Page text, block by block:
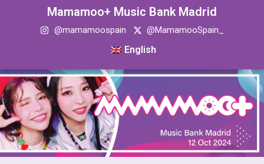
Mamamoo+ Music Bank Madrid
@mamamoospain @MamamooSpain_
English